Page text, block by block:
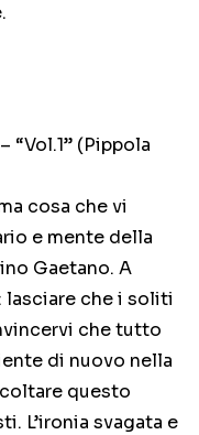
– “Vol.1” (Pippola
cosa che vi
e mente della
Gaetano. A
che i soliti
che tutto
di nuovo nella
questo
L’ironia svagata e